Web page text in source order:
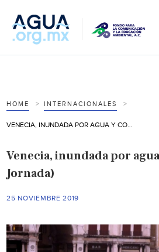
HOME INTERNACIONALES
Venecia, inundada por
Jornada)
25 NOVIEMBRE 2019